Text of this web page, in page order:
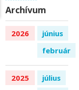
Archívum
2026
június
február
2025
július